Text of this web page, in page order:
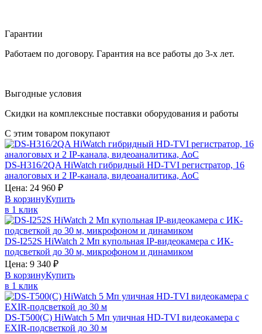
Гарантии
Работаем по договору. Гарантия на все работы до 3-х лет.
Выгодные условия
Скидки на комплексные поставки оборудования и работы
С этим товаром покупают
DS-H316/2QA HiWatch гибридный HD-TVI регистратор, 16
аналоговых и 2 IP-канала, видеоаналитика, АоС
Цена: 24 960 ₽
В корзинуКупить
в 1 клик
DS-I252S HiWatch 2 Мп купольная IP-видеокамера с ИК-
подсветкой до 30 м, микрофоном и динамиком
Цена: 9 340 ₽
В корзинуКупить
в 1 клик
DS-T500(C) HiWatch 5 Мп уличная HD-TVI видеокамера с
EXIR-подсветкой до 30 м